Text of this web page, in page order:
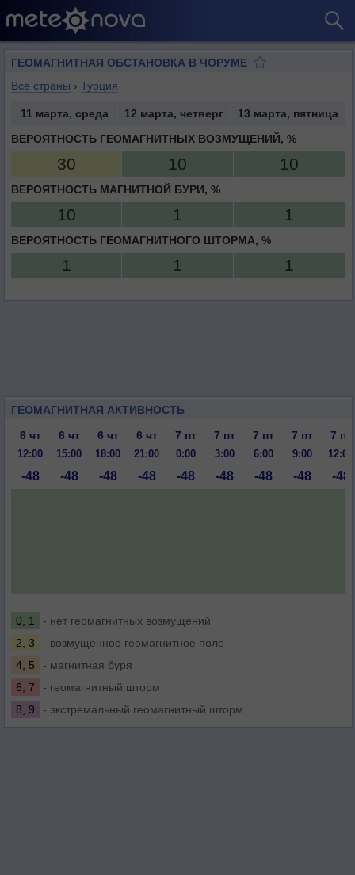
ГЕОМАГНИТНАЯ ОБСТАНОВКА В ЧОРУМЕ
Все страны › Турция
11 марта, среда 12 марта, четверг
13 марта, пятница
ВЕРОЯТНОСТЬ ГЕОМАГНИТНЫХ ВОЗМУЩЕНИЙ, %
30 10 10
ВЕРОЯТНОСТЬ МАГНИТНОЙ БУРИ, %
10 1 1
ВЕРОЯТНОСТЬ ГЕОМАГНИТНОГО ШТОРМА, %
1 1 1
ГЕОМАГНИТНАЯ АКТИВНОСТЬ
6 чт
6 чт 6 чт 6 чт 7 пт 7 пт 7 пт 7 пт 7 пт
12:00 15:00 18:00 21:00 0:00 3:00 6:00 9:00 12:00
-48 -48 -48 -48 -48 -48 -48 -48 -48
0, 1
- нет геомагнитных возмущений
2, 3
- возмущенное геомагнитное поле
4, 5
- магнитная буря
6, 7
- геомагнитный шторм
8, 9
- экстремальный геомагнитный шторм